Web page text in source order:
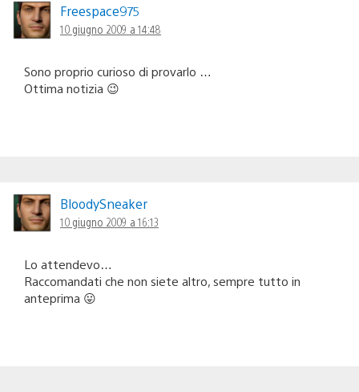
Freespace975
10 giugno 2009 a 14:48
Sono proprio curioso di provarlo …
Ottima notizia 😉
BloodySneaker
10 giugno 2009 a 16:13
Lo attendevo…
Raccomandati che non siete altro, sempre tutto in
anteprima 😛